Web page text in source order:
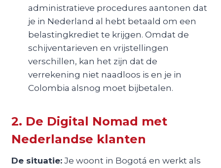
administratieve procedures aantonen dat
je in Nederland al hebt betaald om een
belastingkrediet te krijgen. Omdat de
schijventarieven en vrijstellingen
verschillen, kan het zijn dat de
verrekening niet naadloos is en je in
Colombia alsnog moet bijbetalen.
2. De Digital Nomad met
Nederlandse klanten
De situatie:Je woont in Bogotá en werkt als